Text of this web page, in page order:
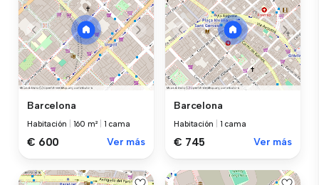
Barcelona
Habitación 160 m² 1 cama
€ 600 Ver más
Barcelona
Habitación 1 cama
€ 745 Ver más